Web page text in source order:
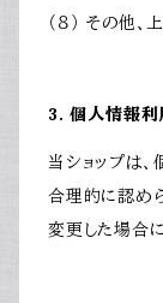
（８） その他
3. 個人情報
当ショップは
合理的に認め
変更した場合